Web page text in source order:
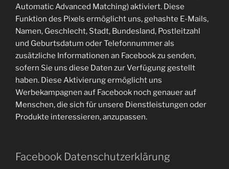
Automatic Advanced Matching) aktiviert. Diese
Funktion des Pixels ermöglicht uns, gehashte E-Mails,
Namen, Geschlecht, Stadt, Bundesland, Postleitzahl
und Geburtsdatum oder Telefonnummer als
zusätzliche Informationen an Facebook zu senden,
sofern Sie uns diese Daten zur Verfügung gestellt
haben. Diese Aktivierung ermöglicht uns
Werbekampagnen auf Facebook noch genauer auf
Menschen, die sich für unsere Dienstleistungen oder
Produkte interessieren, anzupassen.
Facebook Datenschutzerklärung